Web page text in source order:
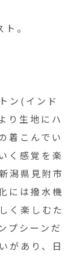
。
ン(インド
り生地にハ
着こんでい
く感覚を楽
潟県見附市
には撥水機
く楽しむた
プシーンだ
があり、日